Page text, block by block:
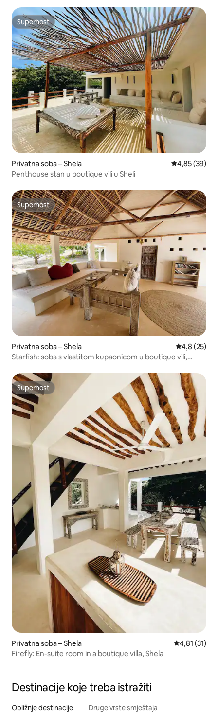
Superhost
Superhost
Privatna soba – Shela Prosječna
4,85 (39)
Penthouse stan u boutique vili u Sheli
Superhost
Superhost
Privatna soba – Shela Prosječna
4,8 (25)
Starfish: soba s vlastitom kupaonicom u boutique vili,
Superhost
Superhost
Privatna soba – Shela Prosječna
4,81 (31)
Firefly: En-suite room in a boutique villa, Shela
Destinacije koje treba istražiti
Obližnje destinacije Druge vrste smještaja